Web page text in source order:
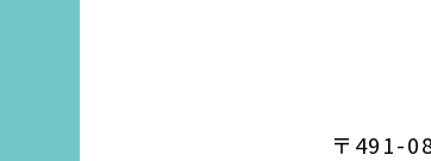
〒491-